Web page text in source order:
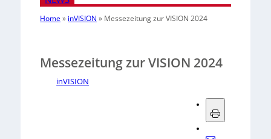
Home » inVISION » Messezeitung zur VISION 2024
Messezeitung zur VISION 2024
inVISION